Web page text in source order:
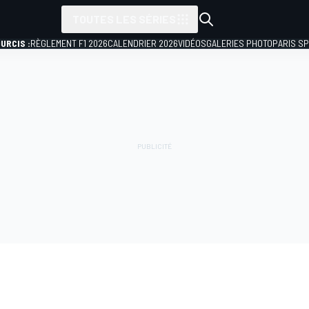
:RÈGLEMENT F1 2026CALENDRIER 2026VIDÉOSGALERIES PHOTOPARIS